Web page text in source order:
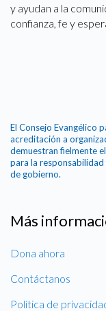
y ayudan a la
confianza, fe y
El Consejo Evangélico
acreditación a
demuestran fielmente
para la
de gobierno.
Más
Dona ahora
Contáctanos
Política de